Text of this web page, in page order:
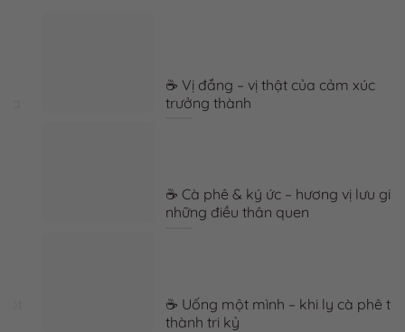
☕ Vị đắng – vị thật của cảm xúc
trưởng thành
☕ Cà phê & ký ức – hương vị lưu giữ
những điều thân quen
☕ Uống một mình – khi ly cà phê trở
thành tri kỷ